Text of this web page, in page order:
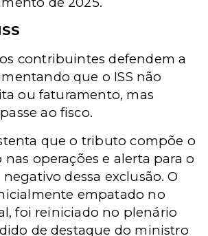
contribuintes defendem a
que o ISS não
ou faturamento, mas
ao fisco.
que o tributo compõe o
operações e alerta para o
dessa exclusão. O
empatado no
foi reiniciado no plenário
de destaque do ministro